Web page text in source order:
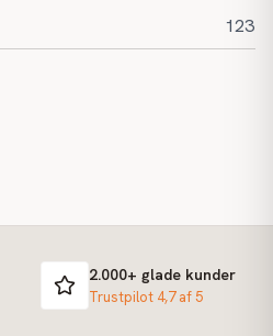
123
2.000+ glade kunder
Trustpilot 4,7 af 5